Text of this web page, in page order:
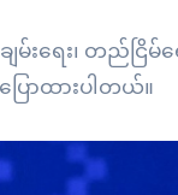
ရေး၊ တည်ငြိမ်ရ
ောထားပါတယ်။